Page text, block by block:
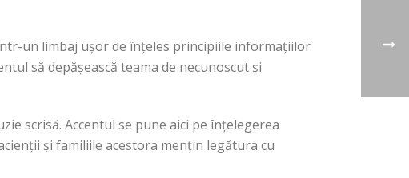
un limbaj ușor de înțeles principiile informațiilor
să depășească teama de necunoscut și
scrisă. Accentul se pune aici pe înțelegerea
și familiile acestora mențin legătura cu